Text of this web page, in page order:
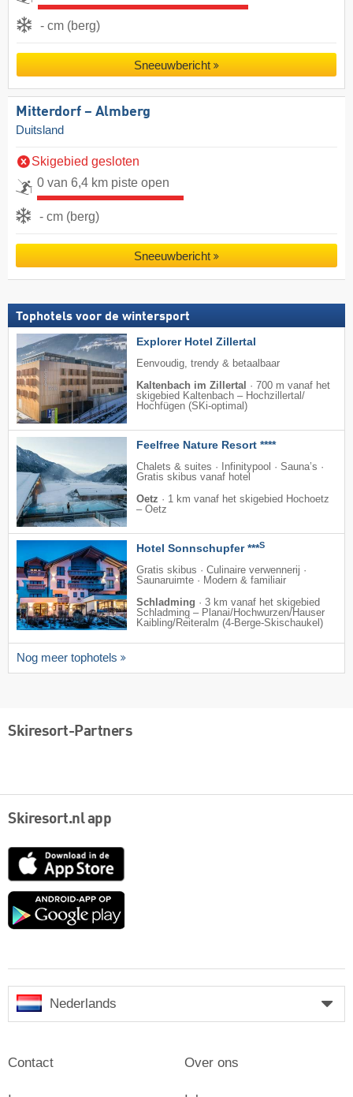
- cm (berg)
Sneeuwbericht
Mitterdorf – Almberg
Duitsland
Skigebied gesloten
0 van 6,4 km piste open
- cm (berg)
Sneeuwbericht
Tophotels voor de wintersport
Explorer Hotel Zillertal
Eenvoudig, trendy & betaalbaar
Kaltenbach im Zillertal · 700 m vanaf het
skigebied Kaltenbach – Hochzillertal/​
Hochfügen (SKi-optimal)
Feelfree Nature Resort ****
Chalets & suites · Infinitypool · Sauna’s ·
Gratis skibus vanaf hotel
Oetz · 1 km vanaf het skigebied Hochoetz
– Oetz
Hotel Sonnschupfer ***S
Gratis skibus · Culinaire verwennerij ·
Saunaruimte · Modern & familiair
Schladming · 3 km vanaf het skigebied
Schladming – Planai/​Hochwurzen/​Hauser
Kaibling/​Reiteralm (4-Berge-Skischaukel)
Nog meer tophotels
Skiresort-Partners
Skiresort.nl app
App
Google
Nederlands
Contact Over ons